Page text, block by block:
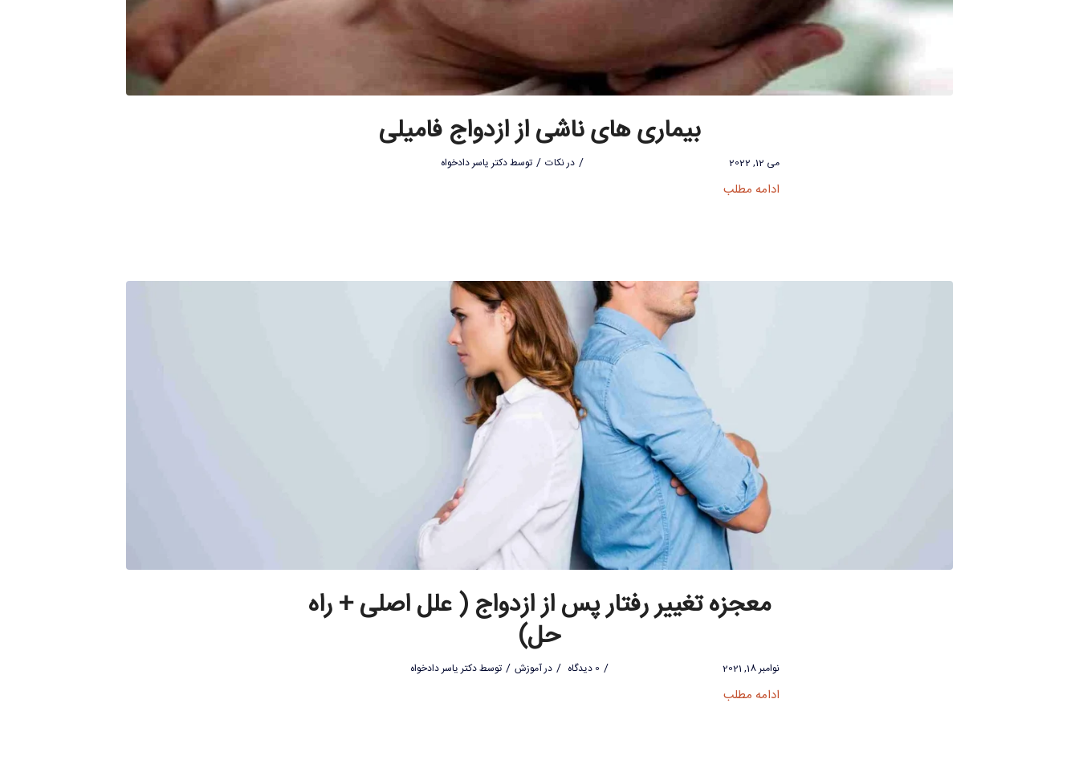
بیماری های ناشی از ازدواج فامیلی
می 12, 2022 / درنکات / توسطدکتر یاسر دادخواه
ادامه مطلب
معجزه تغییر رفتار پس از ازدواج ( علل اصلی + راه
حل)
نوامبر 18, 2021 / 0 دیدگاه / درآموزش / توسطدکتر یاسر دادخواه
ادامه مطلب